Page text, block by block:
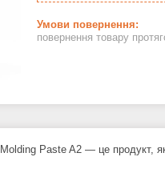
повернення товару
Paste A2 — це продукт,